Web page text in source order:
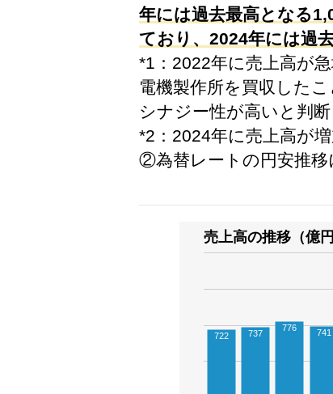
年には過去最高となる
ており、2024年には過
*1：2022年に売上高が
電機製作所を買収した
シナジー性が高いと判
*2：2024年に売上高が
②為替レートの円安推移
売上高の推移（億円
722 737
776 741